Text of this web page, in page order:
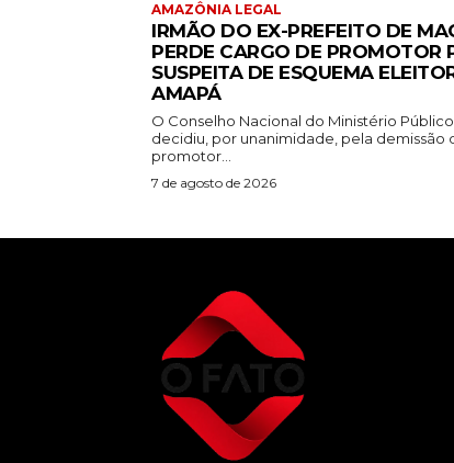
AMAZÔNIA LEGAL
IRMÃO DO EX-PREFEITO DE
PERDE CARGO DE PROMOTOR
SUSPEITA DE ESQUEMA
AMAPÁ
O Conselho Nacional do Ministério Público
decidiu, por unanimidade, pela demissão
promotor...
7 de agosto de 2026